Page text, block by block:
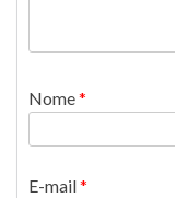
Nome*
E-mail*